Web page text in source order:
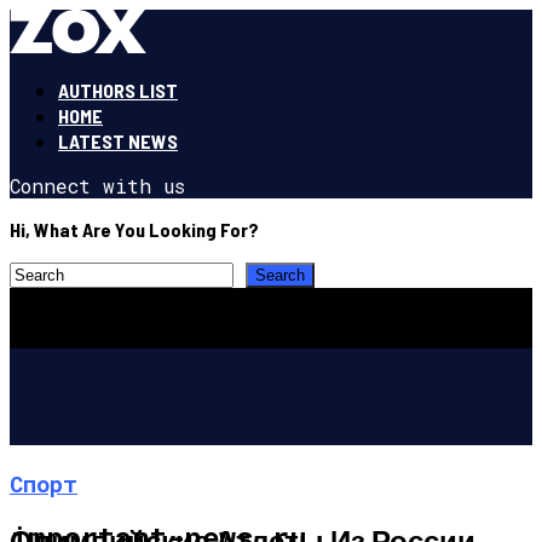
AUTHORS LIST
HOME
LATEST NEWS
Connect with us
Hi, What Are You Looking For?
Спорт